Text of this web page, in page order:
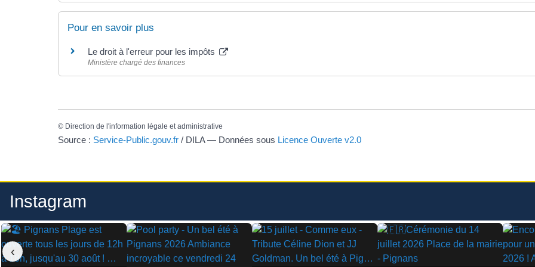
Pour en savoir plus
Le droit à l'erreur pour les impôts
Ministère chargé des finances
© Direction de l'information légale et administrative
Source : Service-Public.gouv.fr / DILA — Données sous Licence Ouverte v2.0
Instagram
‹